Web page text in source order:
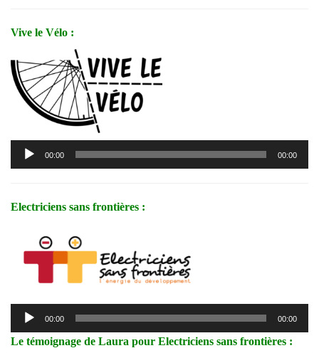
Vive le Vélo :
Lecteur
audio
00:00 00:00
Electriciens sans frontières :
Lecteur
audio
00:00 00:00
Le témoignage de Laura pour Electriciens sans frontières :